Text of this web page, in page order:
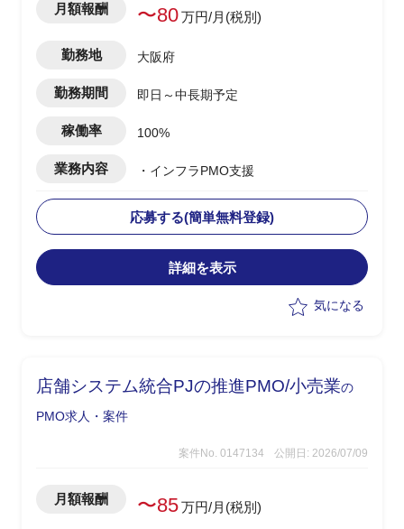
月額報酬 〜80万円/月(税別)
勤務地 大阪府
勤務期間 即日～中長期予定
稼働率 100%
業務内容 ・インフラPMO支援
応募する(簡単無料登録)
詳細を表示
気になる
店舗システム統合PJの推進PMO/小売業の
PMO求人・案件
案件No. 0147134 公開日: 2026/07/09
月額報酬 〜85万円/月(税別)